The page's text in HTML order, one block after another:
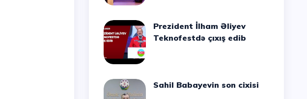
Prezident İlham Əliyev
Teknofestdə çıxış edib
Sahil Babayevin son cixisi